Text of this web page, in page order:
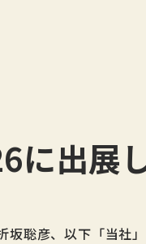
に出展
坂聡彦、以下「当社